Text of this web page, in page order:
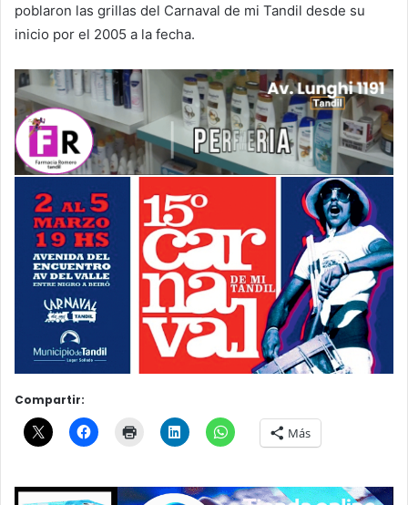
poblaron las grillas del Carnaval de mi Tandil desde su
inicio por el 2005 a la fecha.
Compartir:
Más